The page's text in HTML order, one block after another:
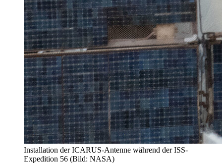
Installation der ICARUS-Antenne während der ISS-
Expedition 56 (Bild: NASA)